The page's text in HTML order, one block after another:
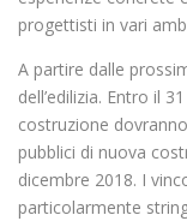
progettisti in vari
A partire dalle
dell’edilizia. Entro il
costruzione
pubblici di nuova
dicembre 2018. I
particolarmente